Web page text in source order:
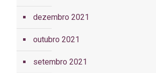
dezembro 2021
outubro 2021
setembro 2021